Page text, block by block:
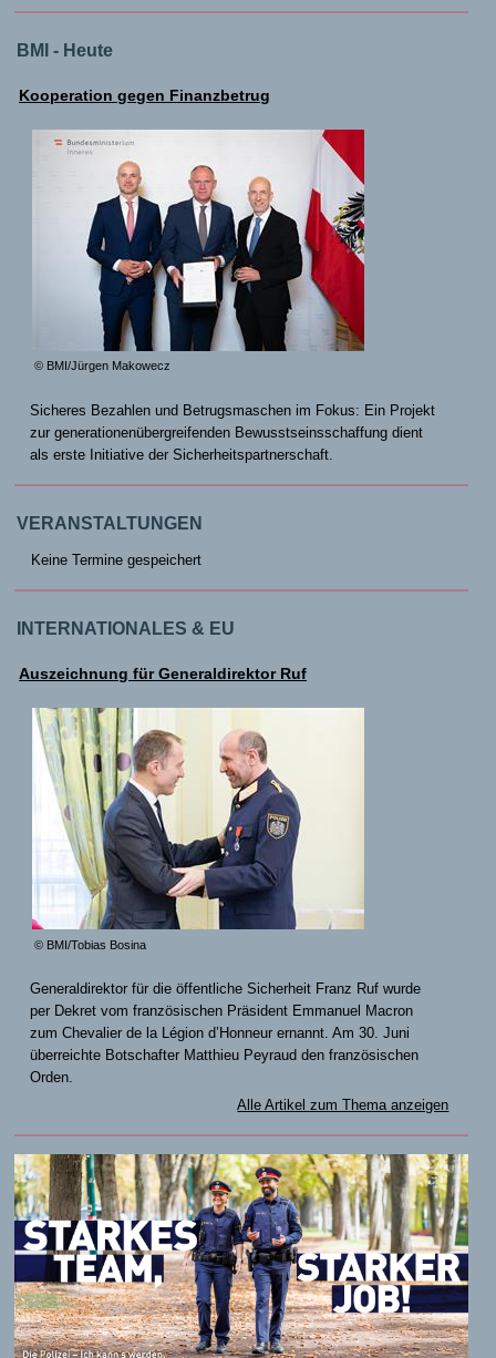
BMI - Heute
Kooperation gegen Finanzbetrug
© BMI/Jürgen Makowecz
Sicheres Bezahlen und Betrugsmaschen im Fokus: Ein Projekt
zur generationenübergreifenden Bewusstseinsschaffung dient
als erste Initiative der Sicherheitspartnerschaft.
VERANSTALTUNGEN
Keine Termine gespeichert
INTERNATIONALES & EU
Auszeichnung für Generaldirektor Ruf
© BMI/Tobias Bosina
Generaldirektor für die öffentliche Sicherheit Franz Ruf wurde
per Dekret vom französischen Präsident Emmanuel Macron
zum Chevalier de la Légion d’Honneur ernannt. Am 30. Juni
überreichte Botschafter Matthieu Peyraud den französischen
Orden.
Alle Artikel zum Thema anzeigen